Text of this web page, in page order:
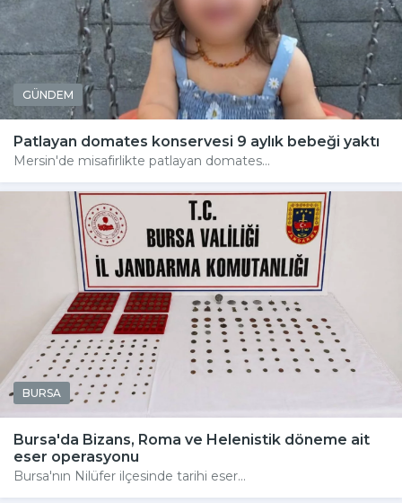
GÜNDEM
Patlayan domates konservesi 9 aylık bebeği yaktı
Mersin'de misafirlikte patlayan domates...
BURSA
Bursa'da Bizans, Roma ve Helenistik döneme ait
eser operasyonu
Bursa'nın Nilüfer ilçesinde tarihi eser...